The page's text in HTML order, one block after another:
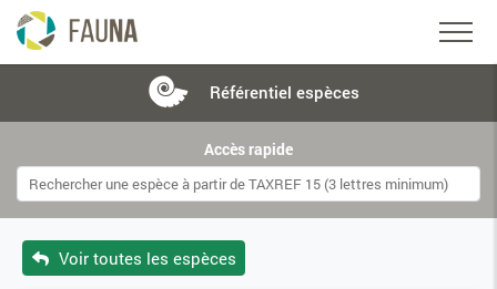
Référentiel espèces
Accès rapide
Voir toutes les espèces